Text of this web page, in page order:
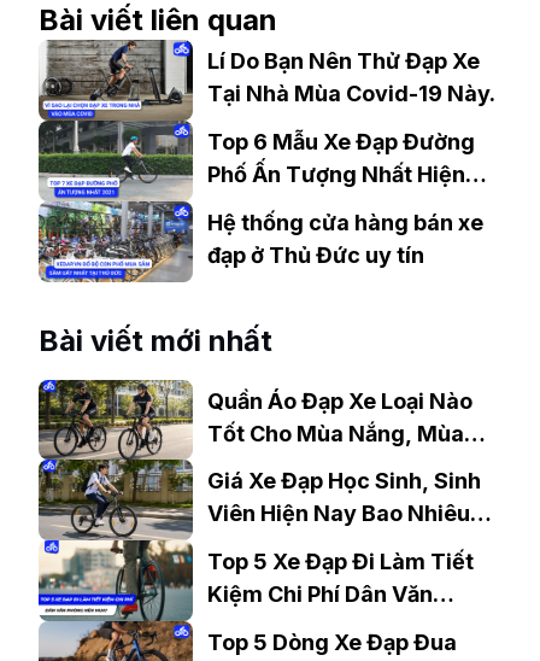
Bài viết liên quan
Lí Do Bạn Nên Thử Đạp Xe
Tại Nhà Mùa Covid-19 Này.
Top 6 Mẫu Xe Đạp Đường
Phố Ấn Tượng Nhất Hiện
Hệ thống cửa hàng bán xe
đạp ở Thủ Đức uy tín
Bài viết mới nhất
Quần Áo Đạp Xe Loại Nào
Tốt Cho Mùa Nắng, Mùa
Mưa?
Giá Xe Đạp Học Sinh, Sinh
Viên Hiện Nay Bao Nhiêu?
Gợi Ý Mẫu Đáng Mua
Top 5 Xe Đạp Đi Làm Tiết
Kiệm Chi Phí Dân Văn
Phòng Nên Mua?
Top 5 Dòng Xe Đạp Đua